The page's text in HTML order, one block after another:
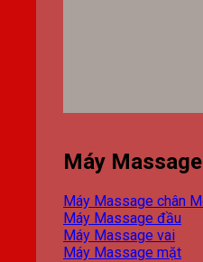
Máy Massage
Máy Massage chân
Máy Massage đầu
Máy Massage vai
Máy Massage mặt